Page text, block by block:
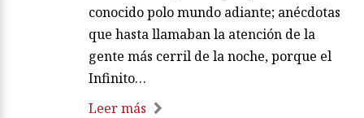
conocido polo mundo adiante; anécdotas
que hasta llamaban la atención de la
gente más cerril de la noche, porque el
Infinito…
Leer más